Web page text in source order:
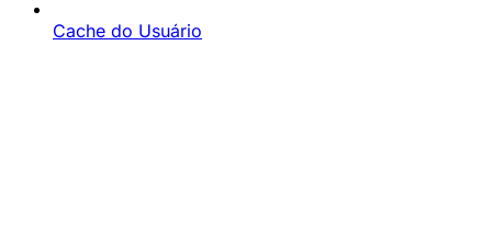
Cache do Usuário